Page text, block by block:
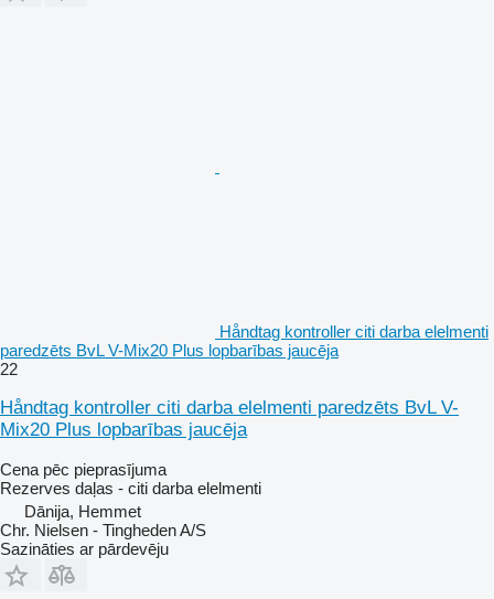
Håndtag kontroller citi darba elelmenti
paredzēts BvL V-Mix20 Plus lopbarības jaucēja
22
Håndtag kontroller citi darba elelmenti paredzēts BvL V-
Mix20 Plus lopbarības jaucēja
Cena pēc pieprasījuma
Rezerves daļas - citi darba elelmenti
Dānija, Hemmet
Chr. Nielsen - Tingheden A/S
Sazināties ar pārdevēju